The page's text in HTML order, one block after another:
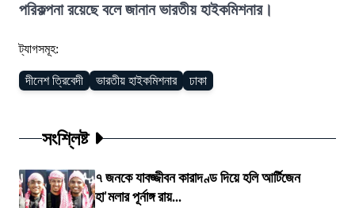
পরিকল্পনা রয়েছে বলে জানান ভারতীয় হাইকমিশনার।
ট্যাগসমূহ:
দীনেশ ত্রিবেদী ভারতীয় হাইকমিশনার ঢাকা
সংশ্লিষ্ট
৭ জনকে যাবজ্জীবন কারাদণ্ড দিয়ে হলি আর্টিজেন
হা'মলার পূর্নাঙ্গ রায়...